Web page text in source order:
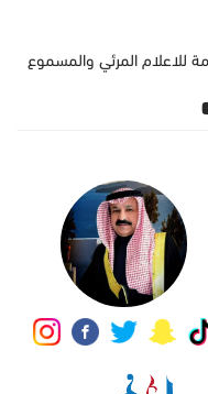
للاعلام المرئي والمسموع